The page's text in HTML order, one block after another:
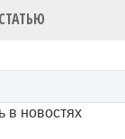
в новостях